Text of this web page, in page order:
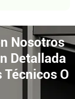
Nosotros
Detallada
Técnicos O